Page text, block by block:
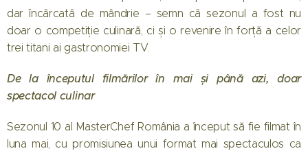
dar încărcată de mândrie – semn că sezonul a fost nu
doar o competiție culinară, ci și o revenire în forță a celor
trei titani ai gastronomiei TV.
De la începutul filmărilor în mai și până azi, doar
spectacol culinar
Sezonul 10 al MasterChef România a început să fie filmat în
luna mai, cu promisiunea unui format mai spectaculos ca